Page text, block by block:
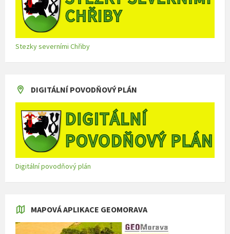
Stezky severními Chřiby
DIGITÁLNÍ POVODŇOVÝ PLÁN
Digitální povodňový plán
MAPOVÁ APLIKACE GEOMORAVA